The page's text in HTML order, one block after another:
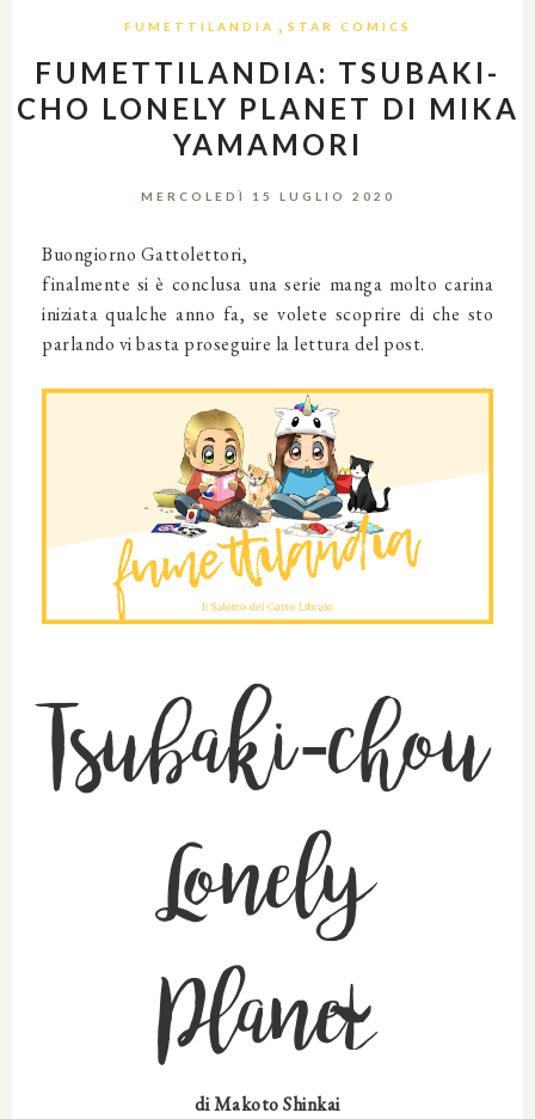
FUMETTILANDIA , STAR COMICS
FUMETTILANDIA: TSUBAKI-
CHO LONELY PLANET DI MIKA
YAMAMORI
MERCOLEDÌ 15 LUGLIO 2020
Buongiorno Gattolettori,
finalmente si è conclusa una serie manga molto carina
iniziata qualche anno fa, se volete scoprire di che sto
parlando vi basta proseguire la lettura del post.
Tsubaki-chou
Lonely
Planet
diMakoto Shinkai